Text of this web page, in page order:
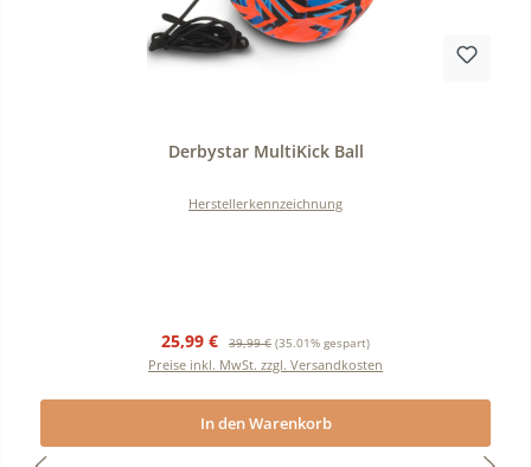
Derbystar MultiKick Ball
Herstellerkennzeichnung
Verkaufspreis:
25,99 € Regulärer Preis:
39,99 € (35.01% gespart)
Preise inkl. MwSt. zzgl. Versandkosten
In den Warenkorb